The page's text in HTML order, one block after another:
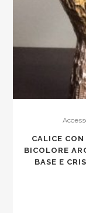
CALICE
BICOLORE
BASE E